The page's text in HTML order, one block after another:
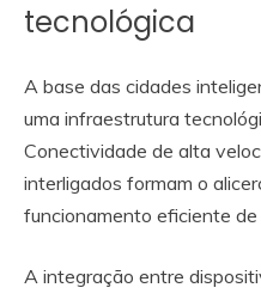
tecnológica
A base das cidades
uma infraestrutura
Conectividade de alta
interligados formam o
funcionamento eficiente
A integração entre